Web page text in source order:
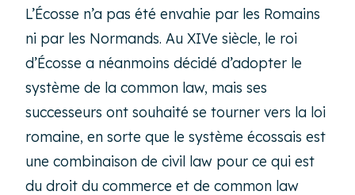
L’Écosse n’a pas été envahie par les Romains
ni par les Normands. Au XIVe siècle, le roi
d’Écosse a néanmoins décidé d’adopter le
système de la common law, mais ses
successeurs ont souhaité se tourner vers la loi
romaine, en sorte que le système écossais est
une combinaison de civil law pour ce qui est
du droit du commerce et de common law